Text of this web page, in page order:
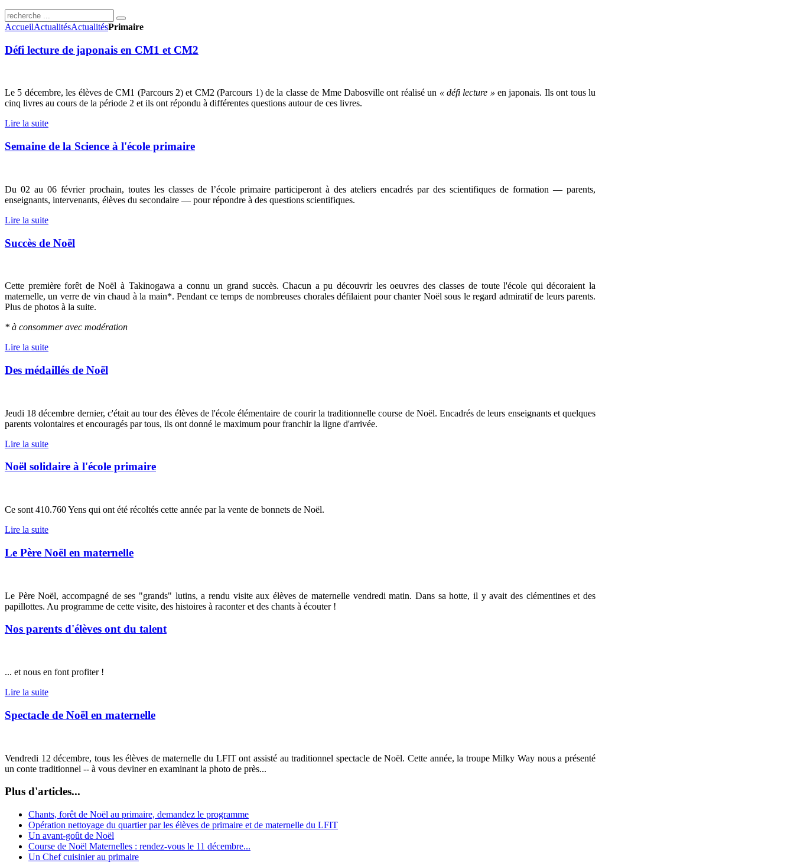
AccueilActualitésActualitésPrimaire
Défi lecture de japonais en CM1 et CM2
Le 5 décembre, les élèves de CM1 (Parcours 2) et CM2 (Parcours 1) de la classe de Mme Dabosville ont réalisé un « défi lecture » en japonais. Ils ont tous lu
cinq livres au cours de la période 2 et ils ont répondu à différentes questions autour de ces livres.
Lire la suite
Semaine de la Science à l'école primaire
Du 02 au 06 février prochain, toutes les classes de l’école primaire participeront à des ateliers encadrés par des scientifiques de formation — parents,
enseignants, intervenants, élèves du secondaire — pour répondre à des questions scientifiques.
Lire la suite
Succès de Noël
Cette première forêt de Noël à Takinogawa a connu un grand succès. Chacun a pu découvrir les oeuvres des classes de toute l'école qui décoraient la
maternelle, un verre de vin chaud à la main*. Pendant ce temps de nombreuses chorales défilaient pour chanter Noël sous le regard admiratif de leurs parents.
Plus de photos à la suite.
* à consommer avec modération
Lire la suite
Des médaillés de Noël
Jeudi 18 décembre dernier, c'était au tour des élèves de l'école élémentaire de courir la traditionnelle course de Noël. Encadrés de leurs enseignants et quelques
parents volontaires et encouragés par tous, ils ont donné le maximum pour franchir la ligne d'arrivée.
Lire la suite
Noël solidaire à l'école primaire
Ce sont 410.760 Yens qui ont été récoltés cette année par la vente de bonnets de Noël.
Lire la suite
Le Père Noël en maternelle
Le Père Noël, accompagné de ses "grands" lutins, a rendu visite aux élèves de maternelle vendredi matin. Dans sa hotte, il y avait des clémentines et des
papillottes. Au programme de cette visite, des histoires à raconter et des chants à écouter !
Nos parents d'élèves ont du talent
... et nous en font profiter !
Lire la suite
Spectacle de Noël en maternelle
Vendredi 12 décembre, tous les élèves de maternelle du LFIT ont assisté au traditionnel spectacle de Noël. Cette année, la troupe Milky Way nous a présenté
un conte traditionnel -- à vous deviner en examinant la photo de près...
Plus d'articles...
Chants, forêt de Noël au primaire, demandez le programme
Opération nettoyage du quartier par les élèves de primaire et de maternelle du LFIT
Un avant-goût de Noël
Course de Noël Maternelles : rendez-vous le 11 décembre...
Un Chef cuisinier au primaire